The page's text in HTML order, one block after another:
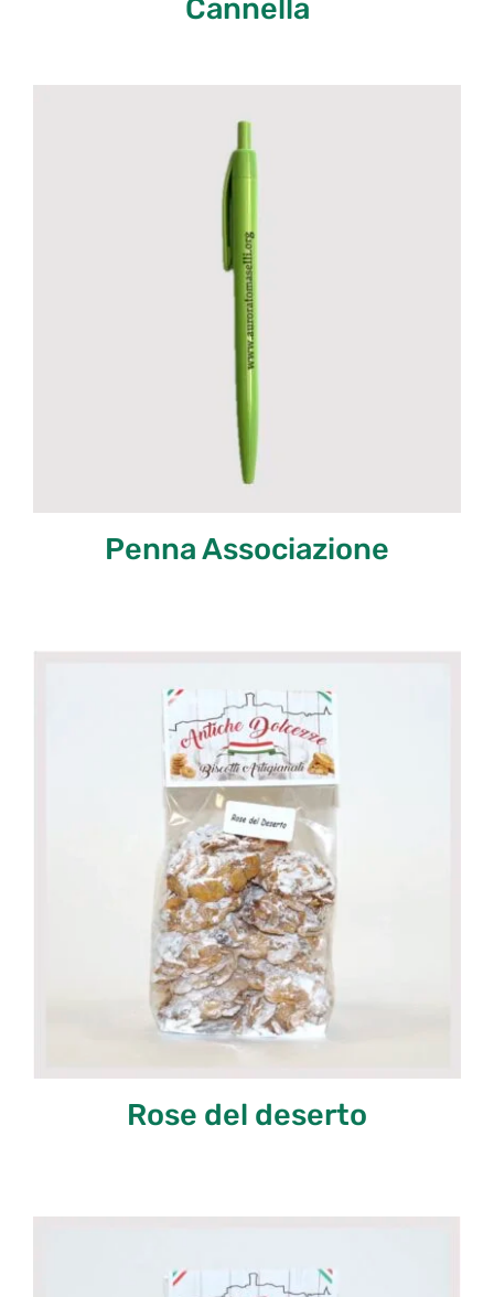
Cannella
Penna Associazione
Rose del deserto